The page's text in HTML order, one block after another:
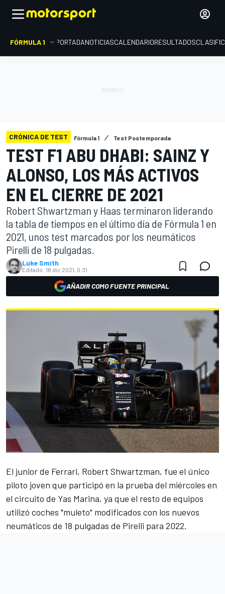
FÓRMULA 1 PORTADANOTICIASCALENDARIORESULTADOS
CRÓNICA DE TEST Fórmula 1 Test Postemporada
TEST F1 ABU DHABI: SAINZ Y
ALONSO, LOS MÁS ACTIVOS
EN EL CIERRE DE 2021
Robert Shwartzman y Haas terminaron liderando
la tabla de tiempos en el último día de Fórmula 1 en
2021, unos test marcados por los neumáticos
Pirelli de 18 pulgadas.
Luke Smith
Editado: 16 dic 2021, 0:31
AÑADIR COMO FUENTE PRINCIPAL
El junior de Ferrari, Robert Shwartzman, fue el único
piloto joven que participó en la prueba del miércoles en
el circuito de Yas Marina, ya que el resto de equipos
utilizó coches "muleto" modificados con los nuevos
neumáticos de 18 pulgadas de Pirelli para 2022.